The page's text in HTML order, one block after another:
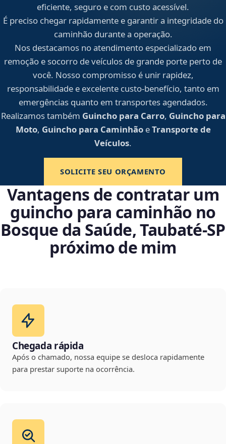
eficiente, seguro e com custo acessível.
É preciso chegar rapidamente e garantir a integridade do
caminhão durante a operação.
Nos destacamos no atendimento especializado em
remoção e socorro de veículos de grande porte perto de
você. Nosso compromisso é unir rapidez,
responsabilidade e excelente custo-benefício, tanto em
emergências quanto em transportes agendados.
Realizamos também Guincho para Carro, Guincho para
Moto, Guincho para CaminhãoeTransporte de
Veículos.
SOLICITE SEU ORÇAMENTO
Vantagens de contratar um
guincho para caminhão no
Bosque da Saúde, Taubaté‑SP
próximo de mim
Chegada rápida
Após o chamado, nossa equipe se desloca rapidamente
para prestar suporte na ocorrência.